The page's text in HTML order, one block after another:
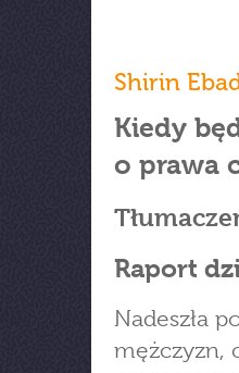
Shirin
Kiedy
o prawa
Raport
Nadeszła
mężczyzn,